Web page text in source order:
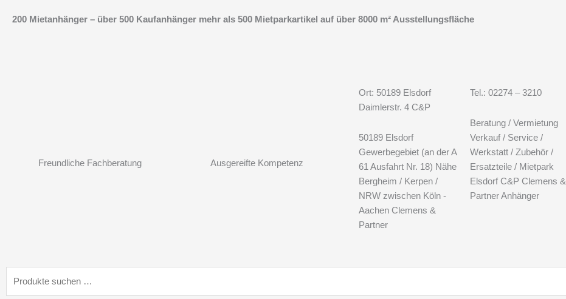
Inhalt200 Mietanhänger – über 500 Kaufanhänger mehr als 500 Mietparkartikel auf über 8000 m² Ausstellungsfläche
Freundliche Fachberatung Ausgereifte Kompetenz
Ort: 50189 Elsdorf
Daimlerstr. 4 C&P
50189 Elsdorf
Gewerbegebiet (an der A
61 Ausfahrt Nr. 18) Nähe
Bergheim / Kerpen /
NRW zwischen Köln -
Aachen Clemens &
Partner
Tel.: 02274 – 3210
Beratung / Vermietung
Verkauf / Service /
Werkstatt / Zubehör /
Ersatzteile / Mietpark
Elsdorf C&P Clemens &
Partner Anhänger
nach: